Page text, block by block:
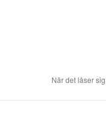
När det låser sig